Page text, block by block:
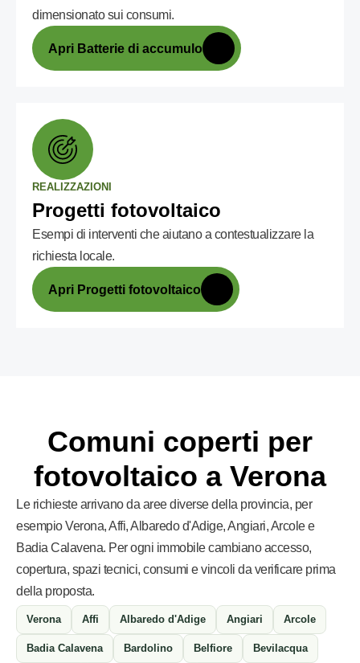
dimensionato sui consumi.
Apri Batterie di accumulo
REALIZZAZIONI
Progetti fotovoltaico
Esempi di interventi che aiutano a contestualizzare la
richiesta locale.
Apri Progetti fotovoltaico
Comuni coperti per
fotovoltaico a Verona
Le richieste arrivano da aree diverse della provincia, per
esempio Verona, Affi, Albaredo d'Adige, Angiari, Arcole e
Badia Calavena. Per ogni immobile cambiano accesso,
copertura, spazi tecnici, consumi e vincoli da verificare prima
della proposta.
Verona Affi Albaredo d'Adige Angiari Arcole
Badia Calavena Bardolino Belfiore Bevilacqua